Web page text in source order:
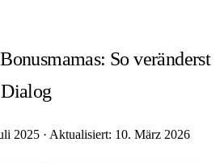
So veränderst
2025 · Aktualisiert: 10. März 2026